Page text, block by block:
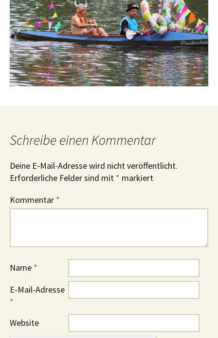
Schreibe einen Kommentar
Deine E-Mail-Adresse wird nicht veröffentlicht.
Erforderliche Felder sind mit * markiert
Kommentar *
Name *
E-Mail-Adresse
*
Website